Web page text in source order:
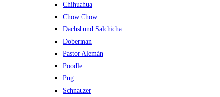
Chihuahua
Chow Chow
Dachshund Salchicha
Doberman
Pastor Alemán
Poodle
Pug
Schnauzer